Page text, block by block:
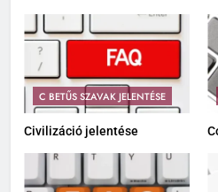
C BETŰS SZAVAK JELENTÉSE
Civilizáció jelentése